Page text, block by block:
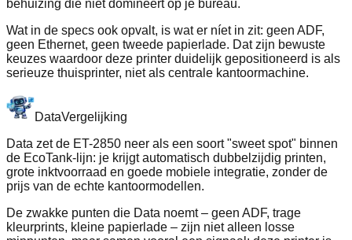
behuizing die niet domineert op je bureau.
Wat in de specs ook opvalt, is wat er níet in zit: geen ADF,
geen Ethernet, geen tweede papierlade. Dat zijn bewuste
keuzes waardoor deze printer duidelijk gepositioneerd is als
serieuze thuisprinter, niet als centrale kantoormachine.
DataVergelijking
Data zet de ET-2850 neer als een soort "sweet spot" binnen
de EcoTank-lijn: je krijgt automatisch dubbelzijdig printen,
grote inktvoorraad en goede mobiele integratie, zonder de
prijs van de echte kantoormodellen.
De zwakke punten die Data noemt – geen ADF, trage
kleurprints, kleine papierlade – zijn niet alleen losse